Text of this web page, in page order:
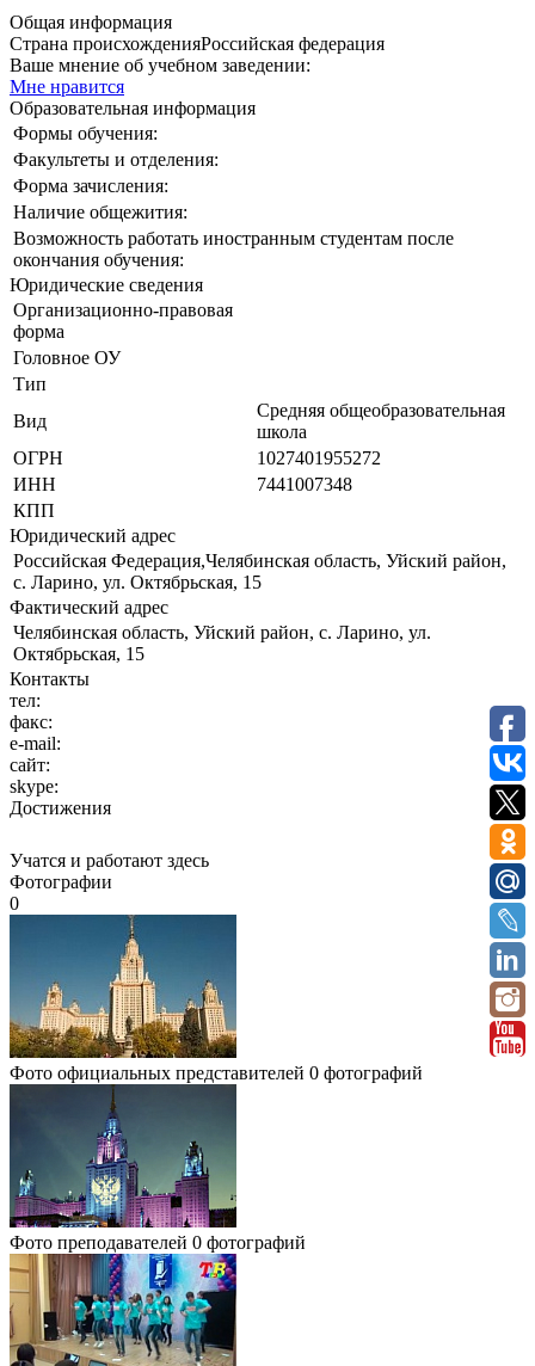
Общая информация
Страна происхожденияРоссийская федерация
Ваше мнение об учебном заведении:
Мне нравится
Образовательная информация
Формы обучения:
Факультеты и отделения:
Форма зачисления:
Наличие общежития:
Возможность работать иностранным студентам после
окончания обучения:
Юридические сведения
Организационно-правовая
форма
Головное ОУ
Тип
Вид
Средняя общеобразовательная
школа
ОГРН
1027401955272
ИНН
7441007348
КПП
Юридический адрес
Российская Федерация,Челябинская область, Уйский район,
с. Ларино, ул. Октябрьская, 15
Фактический адрес
Челябинская область, Уйский район, с. Ларино, ул.
Октябрьская, 15
Контакты
тел:
факс:
e-mail:
сайт:
skype:
Достижения
Учатся и работают здесь
Фотографии
0
Фото официальных представителей 0 фотографий
Фото преподавателей 0 фотографий